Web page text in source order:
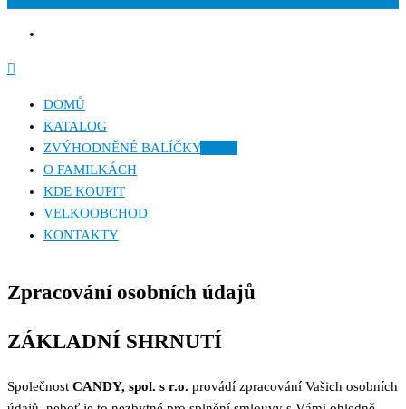
DOMŮ
KATALOG
ZVÝHODNĚNÉ BALÍČKY
O FAMILKÁCH
KDE KOUPIT
VELKOOBCHOD
KONTAKTY
Zpracování osobních údajů
ZÁKLADNÍ SHRNUTÍ
Společnost CANDY, spol. s r.o. provádí zpracování Vašich osobních